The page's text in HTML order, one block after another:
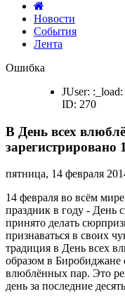
Новости
События
Лента
День
влюблённых
зарегистрировано
16
свадеб
Ошибка
JUser: :_load:
ID: 270
В День всех
зарегистрировано
пятница, 14 февраля
14 февраля во всём
праздник в году - День
принято делать
признаваться в своих
традиция в День всех
образом в Биробиджане
влюблённых пар. Это
день за последние